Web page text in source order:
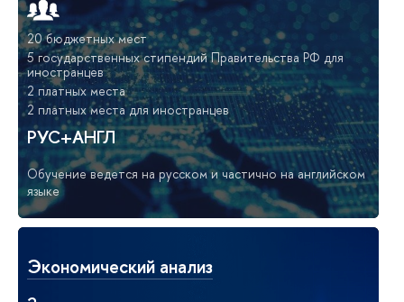
20 бюджетных мест
5 государственных стипендий Правительства РФ для
иностранцев
2 платных места
2 платных места для иностранцев
РУС+АНГЛ
Обучение ведется на русском и частично на английском
языке
Экономический анализ